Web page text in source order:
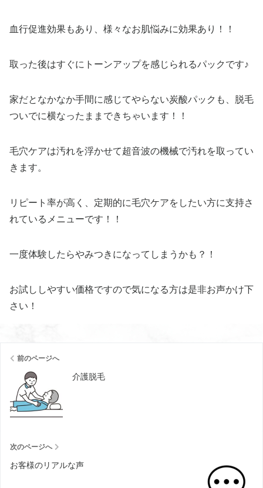
血行促進効果もあり、様々なお肌悩みに効果あり！！
取った後はすぐにトーンアップを感じられるパックです♪
家だとなかなか手間に感じてやらない炭酸パックも、脱毛
ついでに横なったままできちゃいます！！
毛穴ケアは汚れを浮かせて超音波の機械で汚れを取ってい
きます。
リピート率が高く、定期的に毛穴ケアをしたい方に支持さ
れているメニューです！！
一度体験したらやみつきになってしまうかも？！
お試ししやすい価格ですので気になる方は是非お声かけ下
さい！
前のページへ
介護脱毛
次のページへ
お客様のリアルな声